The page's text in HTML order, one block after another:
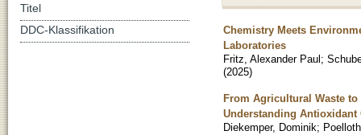
Chemistry Meets
Laboratories
Fritz, Alexander Paul;
(2025)
From Agricultural Waste
Understanding Antioxidant
Diekemper, Dominik;
Titel
DDC-Klassifikation